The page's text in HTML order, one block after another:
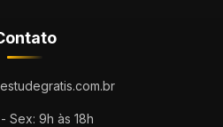
Sex: 9h às 18h